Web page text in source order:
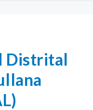
Distrital